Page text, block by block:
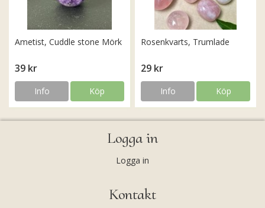
Ametist, Cuddle stone Mörk
39 kr
Info Köp
Rosenkvarts, Trumlade
29 kr
Info Köp
Logga in
Logga in
Kontakt